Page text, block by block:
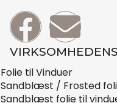
Folie til Vinduer
Sandblæst / Frosted
Sandblæst folie til